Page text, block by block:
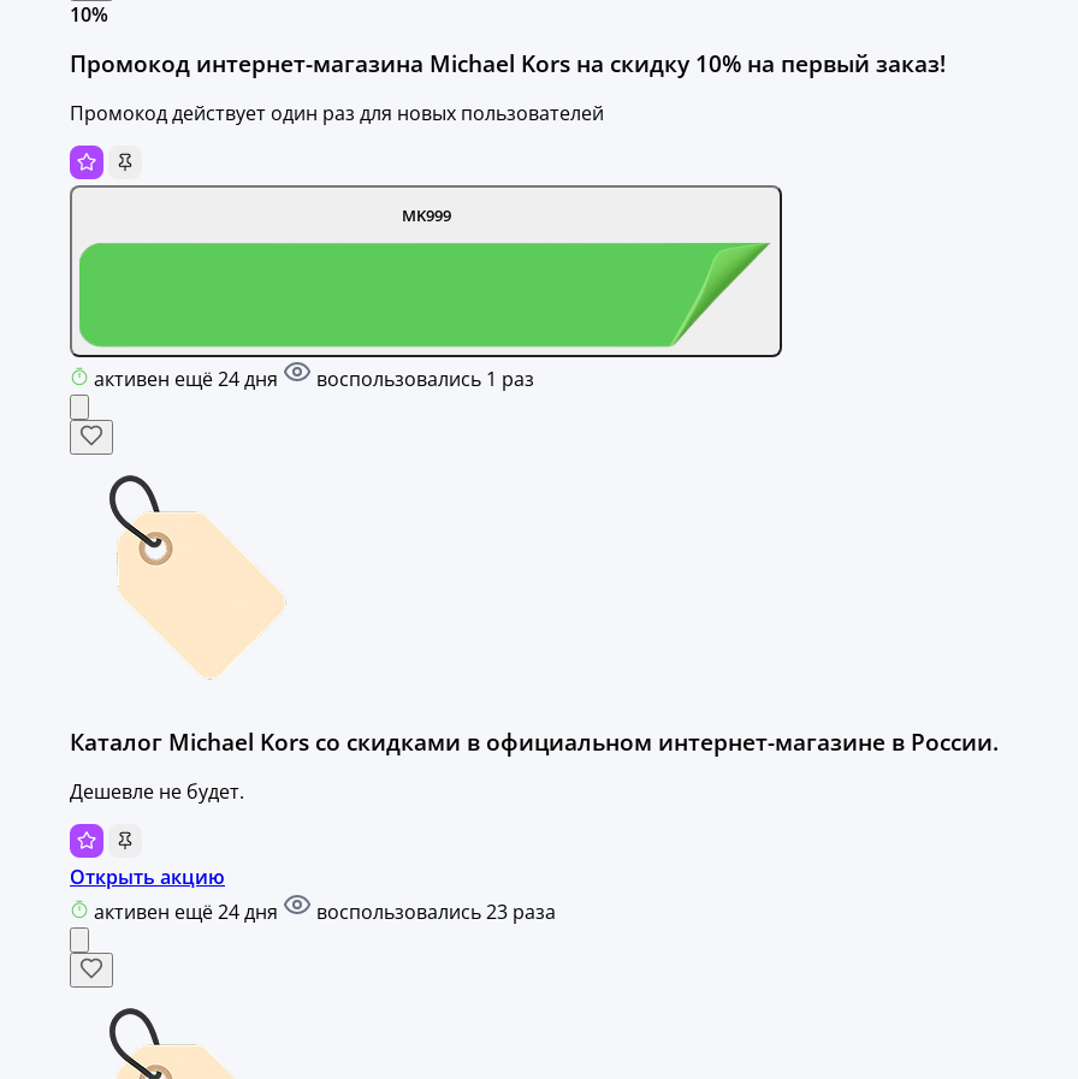
10%
Промокод интернет-магазина Michael Kors на скидку 10% на первый заказ!
Промокод действует один раз для новых пользователей
MK999
активен ещё 24 дня воспользовались 1 раз
Каталог Michael Kors со скидками в официальном интернет-магазине в России.
Дешевле не будет.
Открыть акцию
активен ещё 24 дня
воспользовались 23 раза